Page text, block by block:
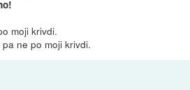
moji krivdi.
ne po moji krivdi.